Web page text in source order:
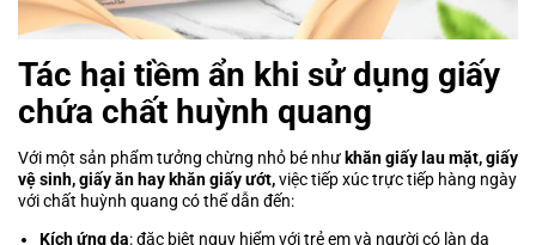
Tác hại tiềm ẩn khi sử dụng giấy
chứa chất huỳnh quang
Với một sản phẩm tưởng chừng nhỏ bé như khăn giấy lau mặt, giấy
vệ sinh, giấy ăn hay khăn giấy ướt,việc tiếp xúc trực tiếp hàng ngày
với chất huỳnh quang có thể dẫn đến:
Kích ứng da: đặc biệt nguy hiểm với trẻ em và người có làn da